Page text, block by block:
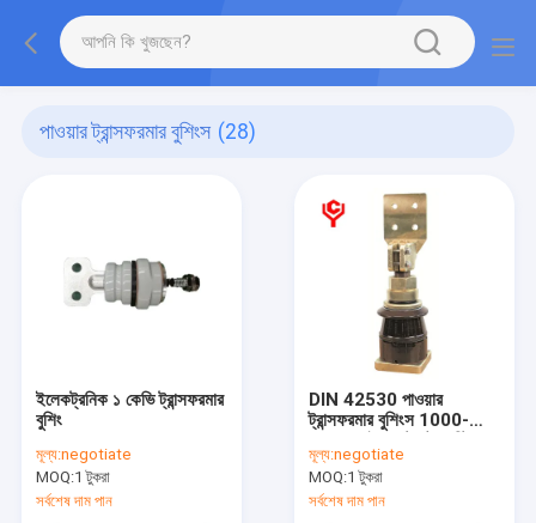
পাওয়ার ট্রান্সফরমার বুশিংস (28)
ইলেকট্রনিক ১ কেভি ট্রান্সফরমার
বুশিং
মূল্য:negotiate
MOQ:1 টুকরা
সর্বশেষ দাম পান
DIN 42530 পাওয়ার
ট্রান্সফরমার বুশিংস 1000-
মূল্য:negotiate
MOQ:1 টুকরা
সর্বশেষ দাম পান